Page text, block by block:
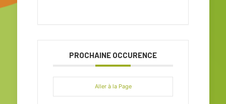
PROCHAINE OCCURENCE
Aller à la Page